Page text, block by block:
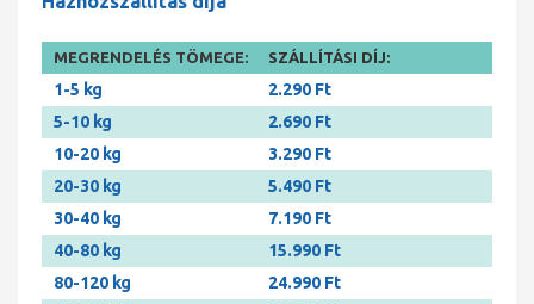
MEGRENDELÉS TÖMEGE: SZÁLLÍTÁSI DÍJ:
1-5 kg
2.290 Ft
5-10 kg
2.690 Ft
10-20 kg
3.290 Ft
20-30 kg
5.490 Ft
30-40 kg
7.190 Ft
40-80 kg
15.990 Ft
80-120 kg
24.990 Ft